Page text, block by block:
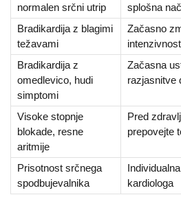
normalen srčni utrip
splošna
Bradikardija z blagimi
težavami
Začasno
Bradikardija z
omedlevico, hudi
simptomi
Začasna
razjasnitve
Visoke stopnje
blokade, resne
aritmije
Pred
prepovejte
Prisotnost srčnega
spodbujevalnika
kardiologa